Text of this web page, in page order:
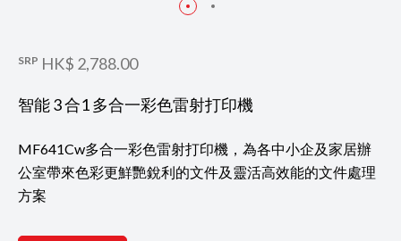
SRP HK$ 2,788.00
智能 3 合1 多合一彩色雷射打印機
MF641Cw多合一彩色雷射打印機，為各中小企及家居辦
公室帶來色彩更鮮艷銳利的文件及靈活高效能的文件處理
方案